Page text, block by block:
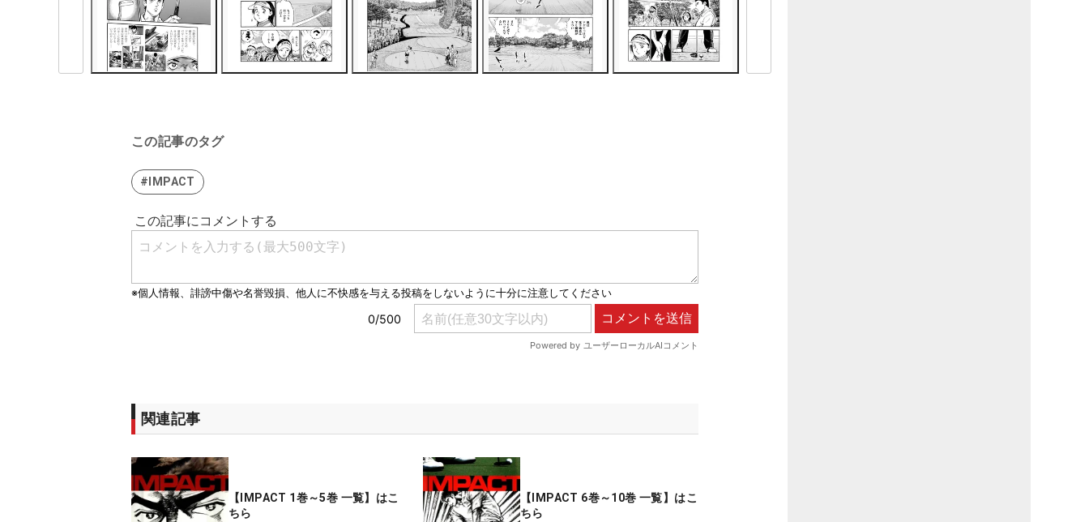
この記事のタグ
#IMPACT
関連記事
【IMPACT 1巻～5巻 一覧】はこ
ちら
【IMPACT 6巻～10巻 一覧】はこ
ちら